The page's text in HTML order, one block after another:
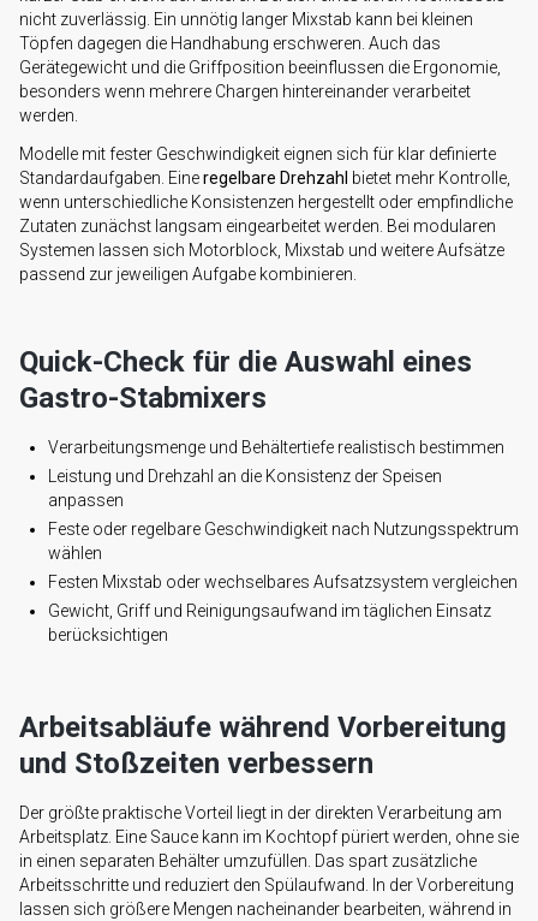
nicht zuverlässig. Ein unnötig langer Mixstab kann bei kleinen
Töpfen dagegen die Handhabung erschweren. Auch das
Gerätegewicht und die Griffposition beeinflussen die Ergonomie,
besonders wenn mehrere Chargen hintereinander verarbeitet
werden.
Modelle mit fester Geschwindigkeit eignen sich für klar definierte
Standardaufgaben. Eineregelbare Drehzahl bietet mehr Kontrolle,
wenn unterschiedliche Konsistenzen hergestellt oder empfindliche
Zutaten zunächst langsam eingearbeitet werden. Bei modularen
Systemen lassen sich Motorblock, Mixstab und weitere Aufsätze
passend zur jeweiligen Aufgabe kombinieren.
Quick-Check für die Auswahl eines
Gastro-Stabmixers
Verarbeitungsmenge und Behältertiefe realistisch bestimmen
Leistung und Drehzahl an die Konsistenz der Speisen
anpassen
Feste oder regelbare Geschwindigkeit nach Nutzungsspektrum
wählen
Festen Mixstab oder wechselbares Aufsatzsystem vergleichen
Gewicht, Griff und Reinigungsaufwand im täglichen Einsatz
berücksichtigen
Arbeitsabläufe während Vorbereitung
und Stoßzeiten verbessern
Der größte praktische Vorteil liegt in der direkten Verarbeitung am
Arbeitsplatz. Eine Sauce kann im Kochtopf püriert werden, ohne sie
in einen separaten Behälter umzufüllen. Das spart zusätzliche
Arbeitsschritte und reduziert den Spülaufwand. In der Vorbereitung
lassen sich größere Mengen nacheinander bearbeiten, während in